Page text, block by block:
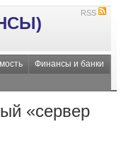
RSS
Финансы и банки
«сервер